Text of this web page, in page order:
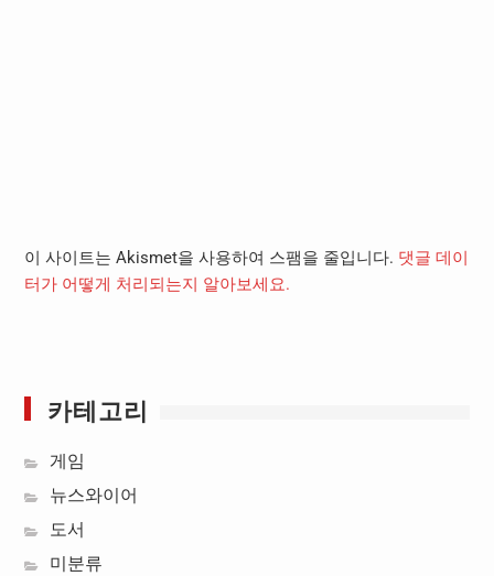
이 사이트는 Akismet을 사용하여 스팸을 줄입니다. 댓글 데이
터가 어떻게 처리되는지 알아보세요.
카테고리
게임
뉴스와이어
도서
미분류